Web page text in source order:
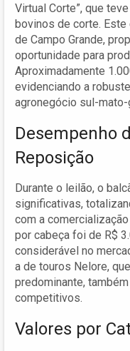
Virtual Corte”, que
bovinos de corte.
de Campo Grande,
oportunidade para
Aproximadamente
evidenciando a
agronegócio sul-
Desempenho
Reposição
Durante o leilão, o
significativas,
com a
por cabeça foi de R$
considerável no
a de touros Nelore,
predominante,
competitivos.
Valores por